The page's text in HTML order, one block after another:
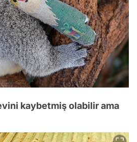
kaybetmiş olabilir ama